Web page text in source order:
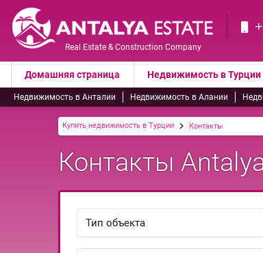
Real Estate & Construction Company
Домашняя страница Недвижимость в Турции
Недвижимость в Анталии Недвижимость в Алании
Купить недвижимость в Турции Контакты
Контакты